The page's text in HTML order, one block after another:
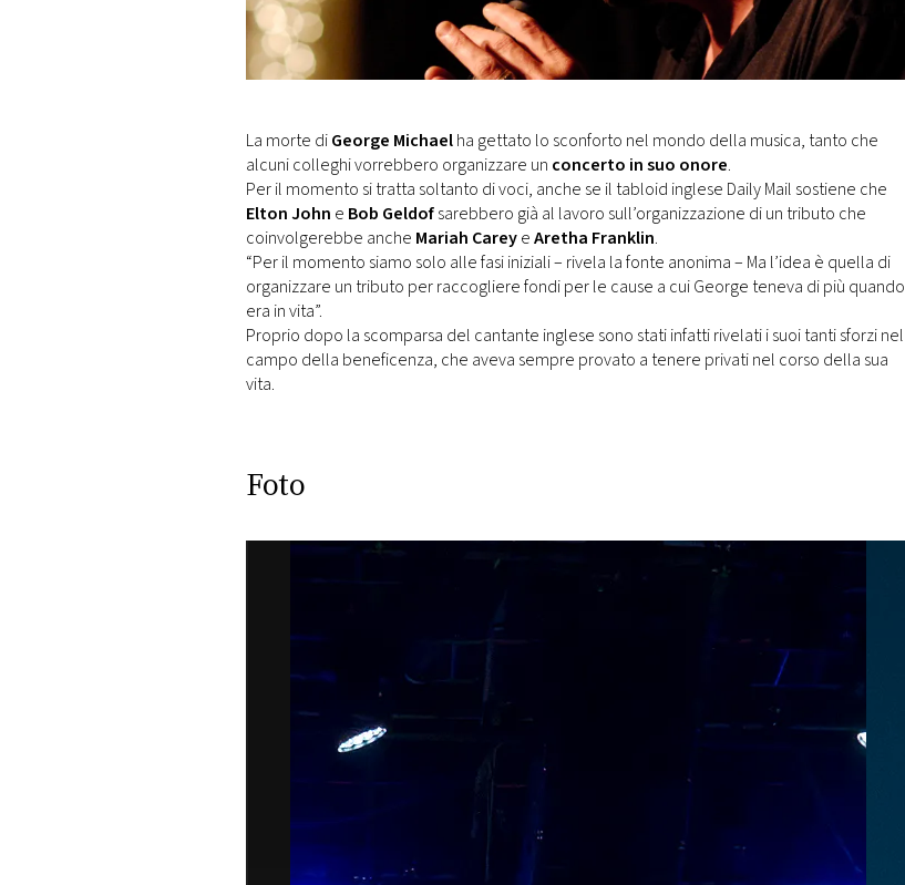
DI
MONACO
La morte diGeorge Michaelha gettato lo sconforto nel mondo della musica, tanto che
alcuni colleghi vorrebbero organizzare un concerto in suo onore.
Per il momento si tratta soltanto di voci, anche se il tabloid inglese Daily Mail sostiene che
Elton John e Bob Geldofsarebbero già al lavoro sull’organizzazione di un tributo che
coinvolgerebbe anche Mariah CareyeAretha Franklin.
“Per il momento siamo solo alle fasi iniziali – rivela la fonte anonima – Ma l’idea è quella di
organizzare un tributo per raccogliere fondi per le cause a cui George teneva di più quando
era in vita”.
Proprio dopo la scomparsa del cantante inglese sono stati infatti rivelati i suoi tanti sforzi nel
campo della beneficenza, che aveva sempre provato a tenere privati nel corso della sua
vita.
Foto